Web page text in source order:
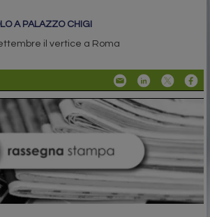
A PALAZZO CHIGI
il vertice a Roma